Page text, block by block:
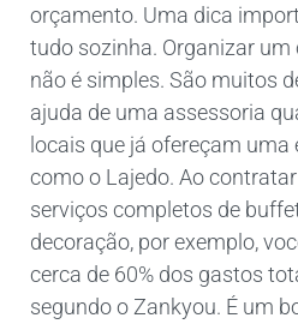
orçamento. Uma dica
tudo sozinha. Organizar
não é simples. São muitos
ajuda de uma assessoria
locais que já ofereçam
como o Lajedo. Ao
serviços completos de
decoração, por exemplo,
cerca de 60% dos gastos
segundo o Zankyou. É um